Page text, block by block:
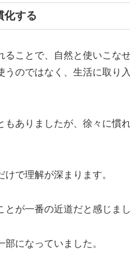
化する
ることで、自然と使いこな
うのではなく、生活に取り
もありましたが、徐々に慣
で理解が深まります。
とが一番の近道だと感じまし
になっていました。